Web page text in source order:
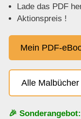
Lade das PDF
Aktionspreis !
Mein PDF-
Alle
🎉